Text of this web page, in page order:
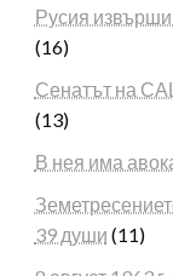
Русия
(16)
Сенатът на
(13)
В нея има
39 души (11)